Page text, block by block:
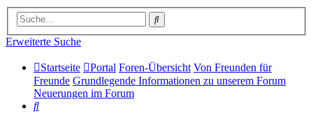
Suche
Erweiterte Suche
Startseite Portal Foren-Übersicht Von Freunden für
Freunde Grundlegende Informationen zu unserem Forum
Neuerungen im Forum
Suche